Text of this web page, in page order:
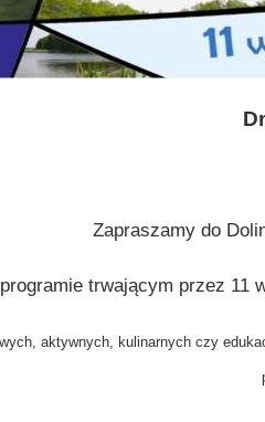
Zapraszamy do
trwającym przez 11
aktywnych, kulinarnych czy